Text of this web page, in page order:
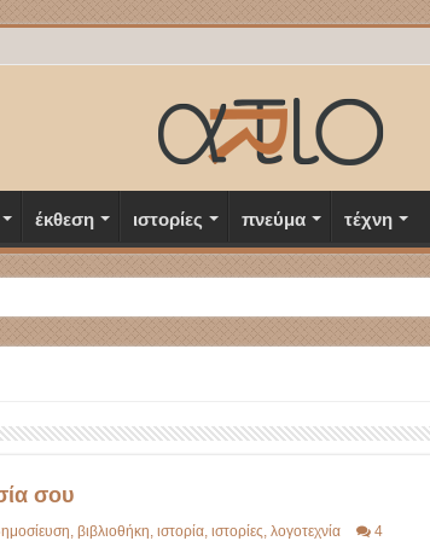
έκθεση ιστορίες πνεύμα τέχνη
σου
βιβλιοθήκη ιστορία, ιστορίες λογοτεχνία 4